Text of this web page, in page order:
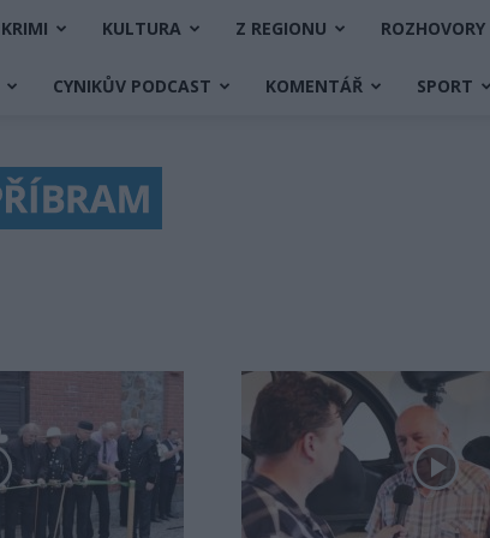
KRIMI KULTURA Z REGIONU ROZHOVORY
CYNIKŮV PODCAST KOMENTÁŘ SPORT